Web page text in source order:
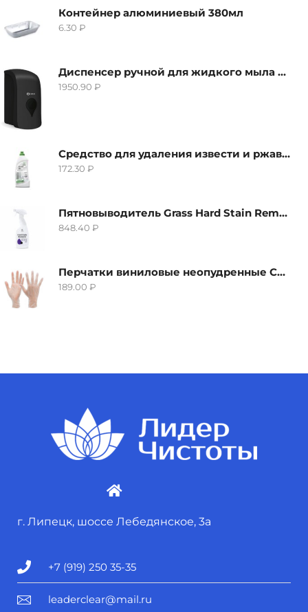
Контейнер алюминиевый 380мл
6.30 ₽
Диспенсер ручной для жидкого мыла Grass IT-0638, черный
1950.90 ₽
Средство для удаления извести и ржавчины Grass Gloss-Gel, 500мл
172.30 ₽
Пятновыводитель Grass Hard Stain Remover, 600мл
848.40 ₽
Перчатки виниловые неопудренные CTP-BS, размер S
189.00 ₽
г. Липецк, шоссе Лебедянское, 3а
+7 (919) 250 35-35
leaderclear@mail.ru